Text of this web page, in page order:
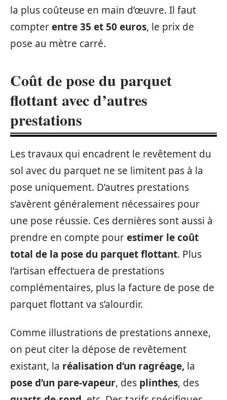
la plus coûteuse en main d’œuvre. Il faut
compterentre 35 et 50 euros, le prix de
pose au mètre carré.
Coût de pose du parquet
flottant avec d’autres
prestations
Les travaux qui encadrent le revêtement du
sol avec du parquet ne se limitent pas à la
pose uniquement. D’autres prestations
s’avèrent généralement nécessaires pour
une pose réussie. Ces dernières sont aussi à
prendre en compte pourestimer le coût
total de la pose du parquet flottant. Plus
l’artisan effectuera de prestations
complémentaires, plus la facture de pose de
parquet flottant va s’alourdir.
Comme illustrations de prestations annexe,
on peut citer la dépose de revêtement
existant, la réalisation d’un ragréage, la
pose d’un pare-vapeur, des plinthes, des